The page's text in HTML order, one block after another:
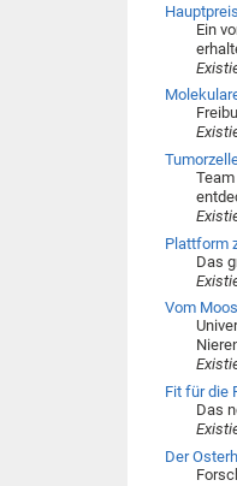
Ein
Plattform
Das
Vom
Fit für die
Das
Der